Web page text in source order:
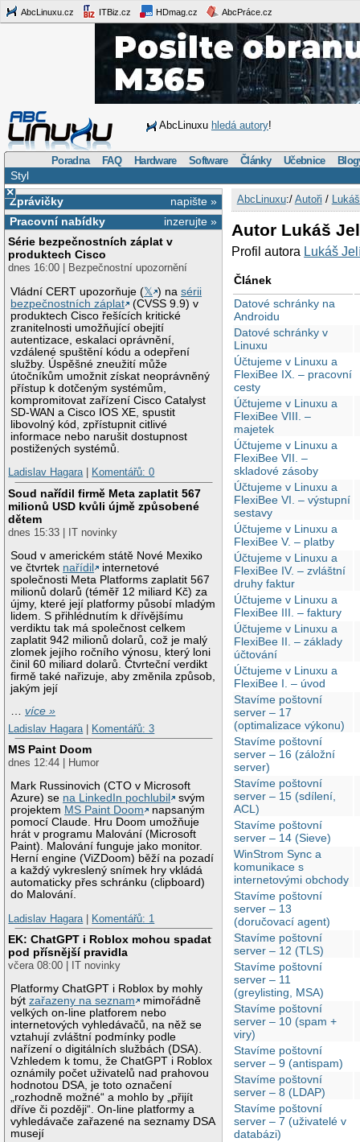
AbcLinuxu.cz ITBiz.cz HDmag.cz AbcPráce.cz
AbcLinuxu hledá autory!
Poradna FAQ Hardware Software Články Učebnice
Styl
×
napište »
Zprávičky
inzerujte »
Pracovní nabídky
Série bezpečnostních záplat v
produktech Cisco
dnes 16:00 | Bezpečnostní upozornění
Vládní CERT upozorňuje (𝕏 ) nasérii
bezpečnostních záplat
(CVSS 9.9) v
produktech Cisco řešících kritické
zranitelnosti umožňující obejití
autentizace, eskalaci oprávnění,
vzdálené spuštění kódu a odepření
služby. Úspěšné zneužití může
útočníkům umožnit získat neoprávněný
přístup k dotčeným systémům,
kompromitovat zařízení Cisco Catalyst
SD-WAN a Cisco IOS XE, spustit
libovolný kód, zpřístupnit citlivé
informace nebo narušit dostupnost
postižených systémů.
Ladislav Hagara| Komentářů: 0
Soud nařídil firmě Meta zaplatit 567
milionů USD kvůli újmě způsobené
dětem
dnes 15:33 | IT novinky
Soud v americkém státě Nové Mexiko
ve čtvrtek nařídil
internetové
společnosti Meta Platforms zaplatit 567
milionů dolarů (téměř 12 miliard Kč) za
újmy, které její platformy působí mladým
lidem. S přihlédnutím k dřívějšímu
verdiktu tak má společnost celkem
zaplatit 942 milionů dolarů, což je malý
zlomek jejího ročního výnosu, který loni
činil 60 miliard dolarů. Čtvrteční verdikt
firmě také nařizuje, aby změnila způsob,
jakým její
…více »
Ladislav Hagara
Komentářů: 3
MS Paint Doom
dnes 12:44 | Humor
Mark Russinovich (CTO v Microsoft
Azure) se na LinkedIn pochlubil
svým
projektem MS Paint Doom
napsaným
pomocí Claude. Hru Doom umožňuje
hrát v programu Malování (Microsoft
Paint). Malování funguje jako monitor.
Herní engine (ViZDoom) běží na pozadí
a každý vykreslený snímek hry vkládá
automaticky přes schránku (clipboard)
do Malování.
Ladislav Hagara
Komentářů: 1
EK: ChatGPT i Roblox mohou spadat
pod přísnější pravidla
včera 08:00 | IT novinky
Platformy ChatGPT i Roblox by mohly
býtzařazeny na seznam
mimořádně
velkých on-line platforem nebo
internetových vyhledávačů, na něž se
vztahují zvláštní podmínky podle
nařízení o digitálních službách (DSA).
Vzhledem k tomu, že ChatGPT i Roblox
oznámily počet uživatelů nad prahovou
hodnotou DSA, je toto označení
„rozhodně možné“ a mohlo by „přijít
dříve či později“. On-line platformy a
vyhledávače zařazené na seznamy DSA
musejí
AbcLinuxu:/ Autoři /
Autor Lukáš
Profil autora Lukáš
Článek
Datové schránky na
Androidu
Datové schránky v
Linuxu
Účtujeme v Linuxu a
FlexiBee IX. – pracovní
cesty
Účtujeme v Linuxu a
FlexiBee VIII. –
majetek
Účtujeme v Linuxu a
FlexiBee VII. –
skladové zásoby
Účtujeme v Linuxu a
FlexiBee VI. – výstupní
sestavy
Účtujeme v Linuxu a
FlexiBee V. – platby
Účtujeme v Linuxu a
FlexiBee IV. – zvláštní
druhy faktur
Účtujeme v Linuxu a
FlexiBee III. – faktury
Účtujeme v Linuxu a
FlexiBee II. – základy
účtování
Účtujeme v Linuxu a
FlexiBee I. – úvod
Stavíme poštovní
server – 17
(optimalizace výkonu)
Stavíme poštovní
server – 16 (záložní
server)
Stavíme poštovní
server – 15 (sdílení,
ACL)
Stavíme poštovní
server – 14 (Sieve)
WinStrom Sync a
komunikace s
internetovými obchody
Stavíme poštovní
server – 13
(doručovací agent)
Stavíme poštovní
server – 12 (TLS)
Stavíme poštovní
server – 11
(greylisting, MSA)
Stavíme poštovní
server – 10 (spam +
viry)
Stavíme poštovní
server – 9 (antispam)
Stavíme poštovní
server – 8 (LDAP)
Stavíme poštovní
server – 7 (uživatelé v
databázi)